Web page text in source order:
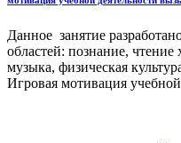
Данное занятие
областей: познание,
музыка, физическая
Игровая мотивация